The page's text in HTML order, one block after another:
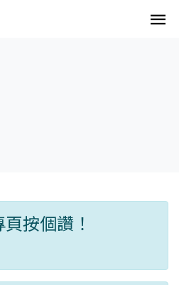
按個讚！